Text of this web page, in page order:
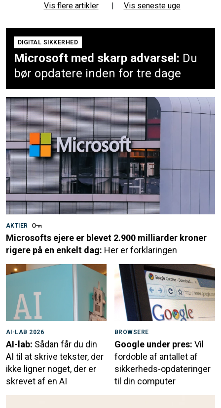
Vis flere artikler | Vis seneste uge
DIGITAL SIKKERHED
Microsoft med skarp advarsel: Du
bør opdatere inden for tre dage
AKTIER
Microsofts ejere er blevet 2.900 milliarder kroner
rigere på en enkelt dag: Her er forklaringen
AI-LAB 2026
AI-lab: Sådan får du din
AI til at skrive tekster, der
ikke ligner noget, der er
skrevet af en AI
BROWSERE
Google under pres: Vil
fordoble af antallet af
sikkerheds-opdateringer
til din computer